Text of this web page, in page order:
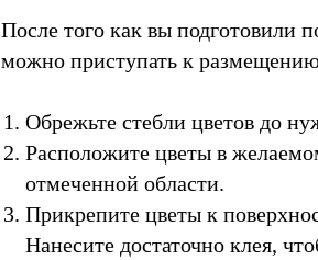
После того как вы подготовили
можно приступать к
Обрежьте стебли цветов до
Расположите цветы в
отмеченной области.
Прикрепите цветы к
Нанесите достаточно клея,